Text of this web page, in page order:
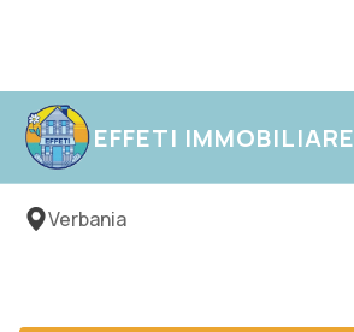
EFFETI IMMOBILIARE
Intra
Verbania